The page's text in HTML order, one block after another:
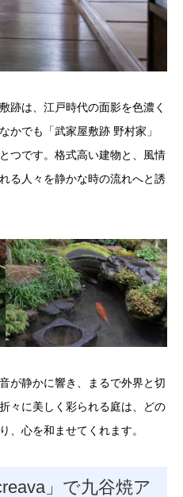
跡は、江戸時代の面影を色濃く
かでも「武家屋敷跡 野村家」
つです。格式高い建物と、風情
る人々を静かな時の流れへと誘
が静かに響き、まるで外界と切
々に美しく彩られる庭は、どの
、心を和ませてくれます。
」で九谷焼ア